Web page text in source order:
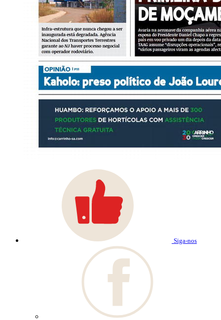
Siga-nos